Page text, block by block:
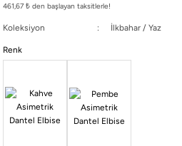
461,67 ₺ den başlayan taksitlerle!
Koleksiyon İlkbahar / Yaz
Renk
CEKET & YELEK
ETEK
PANTOLON
TAYT & ŞORT
TiŞÖRT
SPOR KOLEKSİYON